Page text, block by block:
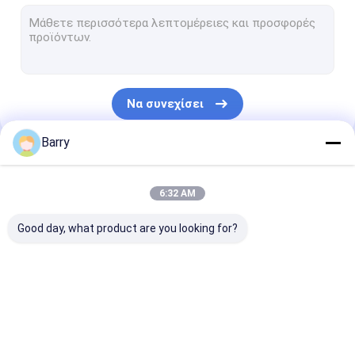
Καθαρίζοντας ψεκασμός αυτοκινήτων
Ηλεκτρικός καθαρότερος ψεκασμός
Οικιακός καθαριστής
Να συνεχίσει
Οι Κατηγορίες Μας
Barry
6:32 AM
Good day, what product are you looking for?